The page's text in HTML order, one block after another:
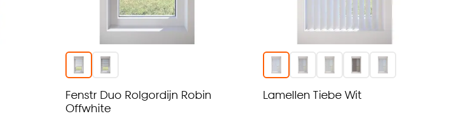
Fenstr Duo Rolgordijn Robin
Offwhite
Lamellen Tiebe Wit